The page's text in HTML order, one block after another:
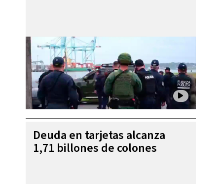
Deuda en tarjetas alcanza
1,71 billones de colones